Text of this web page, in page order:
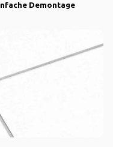
Demontage